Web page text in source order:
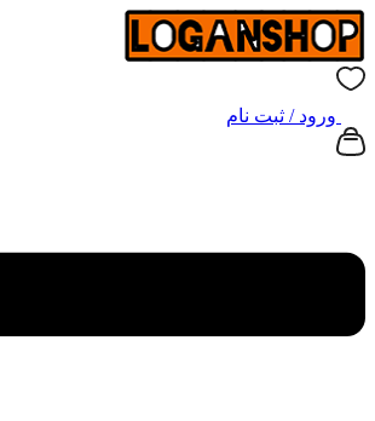
ورود / ثبت نام